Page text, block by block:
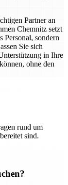
Partner an
Chemnitz setzt
Personal, sondern
Sie sich
in Ihre
ohne den
rund um
sind.